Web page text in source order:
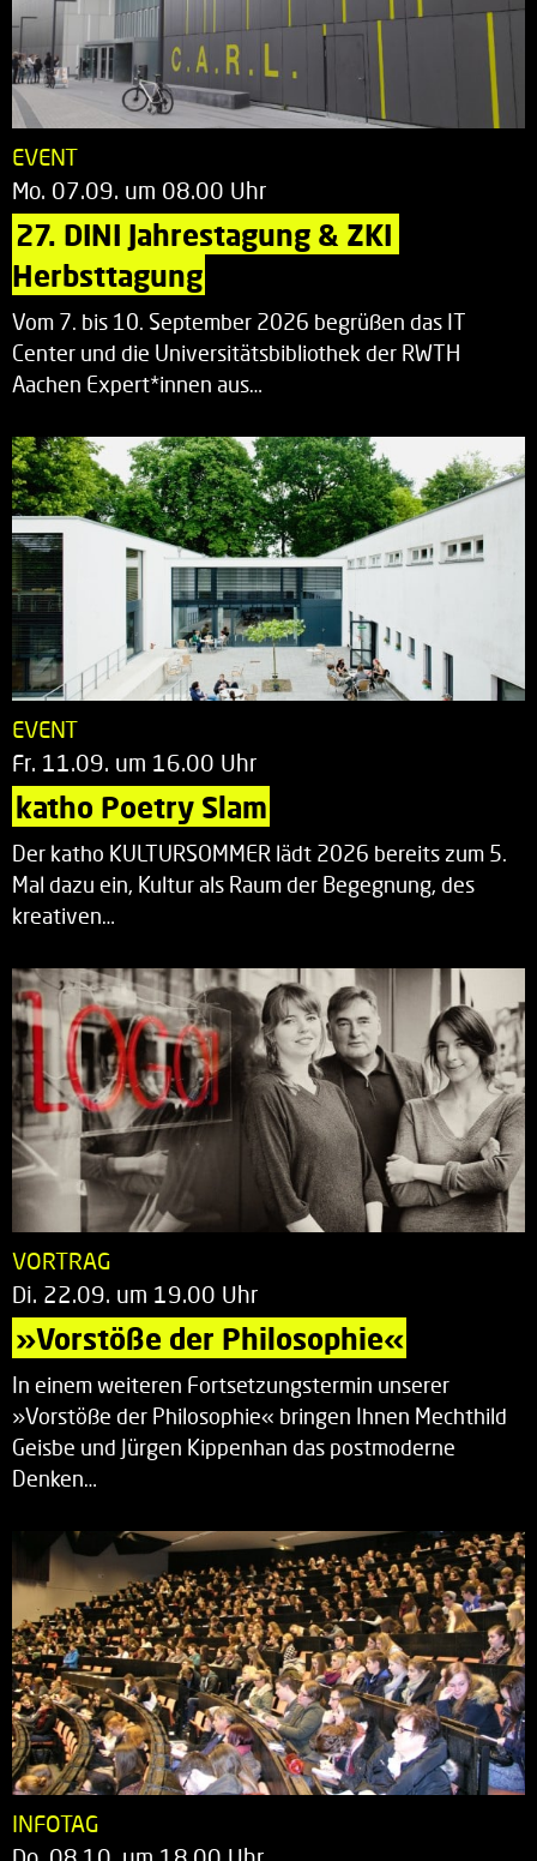
EVENT
Mo. 07.09. um 08.00 Uhr
27. DINI Jahrestagung & ZKI
Herbsttagung
Vom 7. bis 10. September 2026 begrüßen das IT
Center und die Universitätsbibliothek der RWTH
Aachen Expert*innen aus…
EVENT
Fr. 11.09. um 16.00 Uhr
katho Poetry Slam
Der katho KULTURSOMMER lädt 2026 bereits zum 5.
Mal dazu ein, Kultur als Raum der Begegnung, des
kreativen…
VORTRAG
Di. 22.09. um 19.00 Uhr
»Vorstöße der Philosophie«
In einem weiteren Fortsetzungstermin unserer
»Vorstöße der Philosophie« bringen Ihnen Mechthild
Geisbe und Jürgen Kippenhan das postmoderne
Denken…
INFOTAG